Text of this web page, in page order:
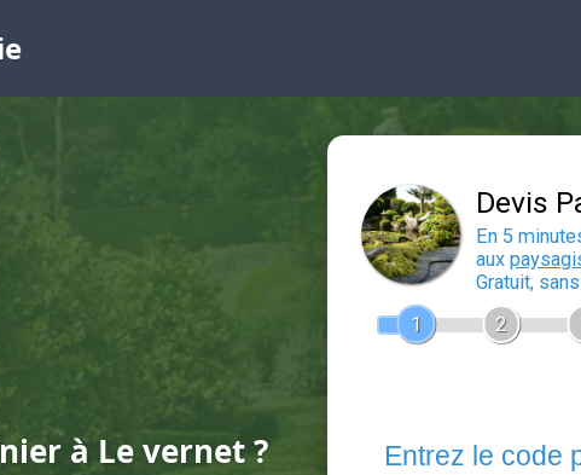
à Le vernet ?